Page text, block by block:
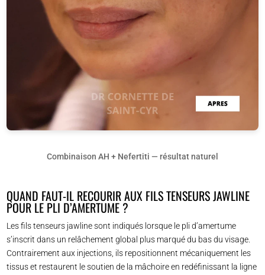
Combinaison AH + Nefertiti — résultat naturel
QUAND FAUT-IL RECOURIR AUX FILS TENSEURS JAWLINE
POUR LE PLI D’AMERTUME ?
Les fils tenseurs jawline sont indiqués lorsque le pli d’amertume
s’inscrit dans un relâchement global plus marqué du bas du visage.
Contrairement aux injections, ils repositionnent mécaniquement les
tissus et restaurent le soutien de la mâchoire en redéfinissant la ligne